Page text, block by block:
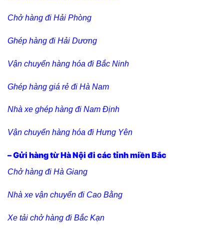
Chở hàng đi Hải Phòng
Ghép hàng đi Hải Dương
Vận chuyển hàng hóa đi Bắc Ninh
Ghép hàng giá rẻ đi Hà Nam
Nhà xe ghép hàng đi Nam Định
Vận chuyển hàng hóa đi Hưng Yên
– Gửi hàng từ Hà Nội đi các tỉnh miền Bắc
Chở hàng đi Hà Giang
Nhà xe vận chuyển đi Cao Bằng
Xe tải chở hàng đi Bắc Kạn